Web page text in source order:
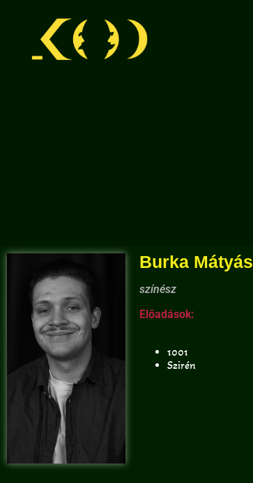
Burka Mátyás
színész
Előadások:
1001
Szirén